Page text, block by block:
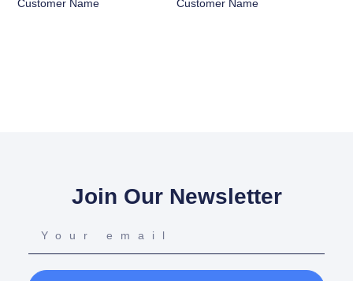
Customer Name Customer Name
Join Our Newsletter